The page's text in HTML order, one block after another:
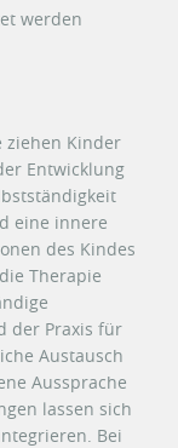
werden
ziehen Kinder
Entwicklung
eine innere
des Kindes
Therapie
der Praxis für
Austausch
Aussprache
lassen sich
Bei